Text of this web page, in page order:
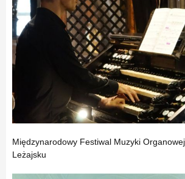
Międzynarodowy Festiwal Muzyki
Leżajsku